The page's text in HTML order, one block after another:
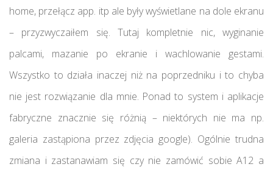
home, przełącz app. itp ale były wyświetlane na dole ekranu
– przyzwyczaiłem się. Tutaj kompletnie nic, wyginanie
palcami, mazanie po ekranie i wachlowanie gestami.
Wszystko to działa inaczej niż na poprzedniku i to chyba
nie jest rozwiązanie dla mnie. Ponad to system i aplikacje
fabryczne znacznie się różnią – niektórych nie ma np.
galeria zastąpiona przez zdjęcia google). Ogólnie trudna
zmiana i zastanawiam się czy nie zamówić sobie A12 a